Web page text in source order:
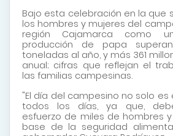
Bajo esta celebración en la que
los hombres y mujeres del
región Cajamarca como
producción de papa
toneladas al año, y más 361
anual; cifras que reflejan el
las familias campesinas.
"El día del campesino no solo es
todos los días, ya que,
esfuerzo de miles de hombres
base de la seguridad